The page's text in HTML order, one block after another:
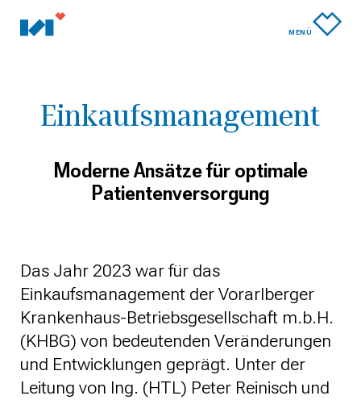
MENÜ
Einkaufs­management
Moderne Ansätze für optimale
Patientenversorgung
Das Jahr 2023 war für das
Einkaufsmanagement der Vorarlberger
Krankenhaus-Betriebsgesellschaft m.b.H.
(KHBG) von bedeutenden Veränderungen
und Entwicklungen geprägt. Unter der
Leitung von Ing. (HTL) Peter Reinisch und